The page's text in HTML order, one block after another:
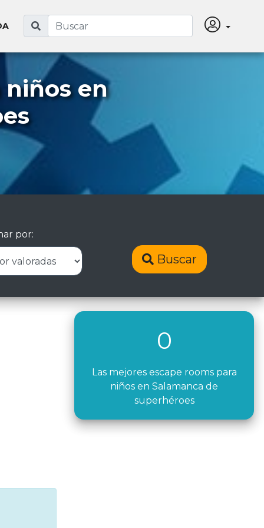
niños en
por:
Buscar
0
Las mejores escape rooms para
niños en Salamanca de
superhéroes